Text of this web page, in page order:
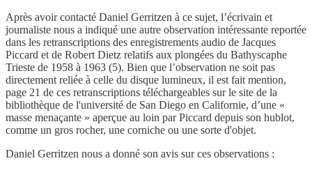
Après avoir contacté Daniel Gerritzen à ce sujet, l’écrivain et
journaliste nous a indiqué une autre observation intéressante reportée
dans les retranscriptions des enregistrements audio de Jacques
Piccard et de Robert Dietz relatifs aux plongées du Bathyscaphe
Trieste de 1958 à 1963 (5). Bien que l’observation ne soit pas
directement reliée à celle du disque lumineux, il est fait mention,
page 21 de ces retranscriptions téléchargeables sur le site de la
bibliothèque de l'université de San Diego en Californie, d’une «
masse menaçante » aperçue au loin par Piccard depuis son hublot,
comme un gros rocher, une corniche ou une sorte d'objet.
Daniel Gerritzen nous a donné son avis sur ces observations :